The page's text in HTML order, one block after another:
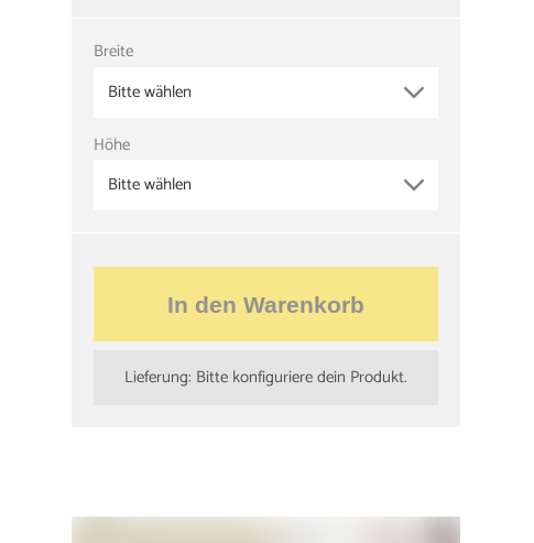
Breite
Bitte wählen
Höhe
Bitte wählen
In den Warenkorb
Lieferung: Bitte konfiguriere dein Produkt.